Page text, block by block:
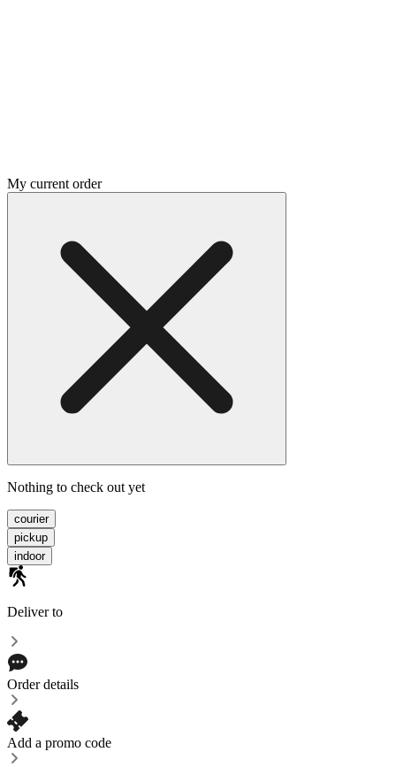
My current order
Nothing to check out yet
courier
pickup
indoor
Deliver to
Order details
Add a promo code